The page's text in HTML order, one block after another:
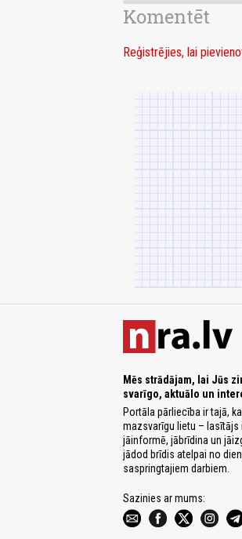
Komentēt
Reģistrējies, lai
Mēs strādājam, lai Jūs
svarīgo, aktuālo un
Portāla pārliecība ir tajā,
mazsvarīgu lietu – lasītājs
jāinformē, jābrīdina un
jādod brīdis atelpai no
saspringtajiem darbiem.
Sazinies ar mums: